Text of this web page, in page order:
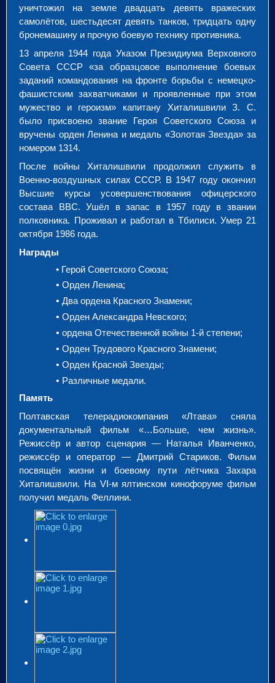
уничтожил на земле двадцать девять вражеских
самолётов, шестьдесят девять танков, тридцать одну
бронемашину и прочую боевую технику противника.
13 апреля 1944 года Указом Президиума Верховного
Совета СССР «за образцовое выполнение боевых
заданий командования на фронте борьбы с немецко-
фашистским захватчиками и проявленные при этом
мужество и героизм» капитану Хиталишвили З. С.
было присвоено звание Героя Советского Союза и
вручены орден Ленина и медаль «Золотая Звезда» за
номером 1314.
После войны Хиталишвили продолжил служить в
Военно-воздушных силах СССР. В 1947 году окончил
Высшие курсы усовершенствования офицерского
состава ВВС. Ушёл в запас в 1957 году в звании
полковника. Проживал и работал в Тбилиси. Умер 21
октября 1986 года.
Награды
• Герой Советского Союза;
• Орден Ленина;
• Два ордена Красного Знамени;
• Орден Александра Невского;
• ордена Отечественной войны 1-й степени;
• Орден Трудового Красного Знамени;
• Орден Красной Звезды;
• Различные медали.
Память
Полтавская телерадиокомпания «Лтава» сняла
документальный фильм «…Больше, чем жизнь».
Режиссёр и автор сценария — Наталья Иванченко,
режиссёр и оператор — Дмитрий Стариков. Фильм
посвящён жизни и боевому пути лётчика Захара
Хиталишвили. На VI-м ялтинском кинофоруме фильм
получил медаль Феллини.